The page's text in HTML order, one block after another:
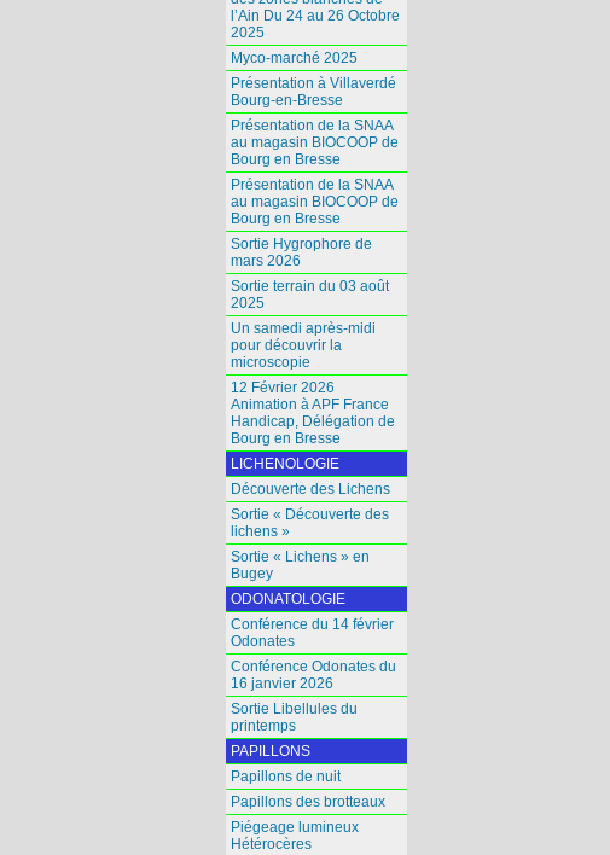
l’Ain Du 24 au 26 Octobre
2025
Myco-marché 2025
Présentation à Villaverdé
Bourg-en-Bresse
Présentation de la SNAA
au magasin BIOCOOP de
Bourg en Bresse
Présentation de la SNAA
au magasin BIOCOOP de
Bourg en Bresse
Sortie Hygrophore de
mars 2026
Sortie terrain du 03 août
2025
Un samedi après-midi
pour découvrir la
microscopie
12 Février 2026
Animation à APF France
Handicap, Délégation de
Bourg en Bresse
LICHENOLOGIE
Découverte des Lichens
Sortie « Découverte des
lichens »
Sortie « Lichens » en
Bugey
ODONATOLOGIE
Conférence du 14 février
Odonates
Conférence Odonates du
16 janvier 2026
Sortie Libellules du
printemps
PAPILLONS
Papillons de nuit
Papillons des brotteaux
Piégeage lumineux
Hétérocères